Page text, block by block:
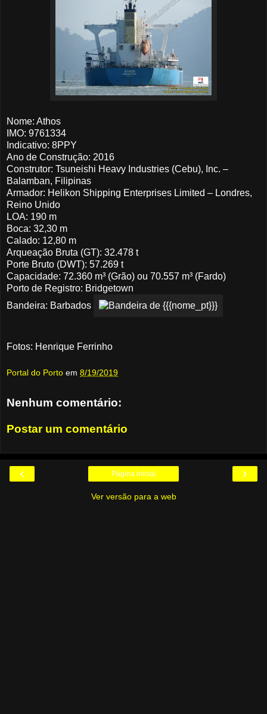
Nome: Athos
IMO: 9761334
Indicativo: 8PPY
Ano de Construção: 2016
Construtor: Tsuneishi Heavy Industries (Cebu), Inc. –
Balamban, Filipinas
Armador: Helikon Shipping Enterprises Limited – Londres,
Reino Unido
LOA: 190 m
Boca: 32,30 m
Calado: 12,80 m
Arqueação Bruta (GT): 32.478 t
Porte Bruto (DWT): 57.269 t
Capacidade: 72.360 m³ (Grão) ou 70.557 m³ (Fardo)
Porto de Registro: Bridgetown
Bandeira: Barbados
Fotos: Henrique Ferrinho
Portal do Porto em 8/19/2019
Nenhum comentário:
Postar um comentário
‹ ›
Página inicial
Ver versão para a web